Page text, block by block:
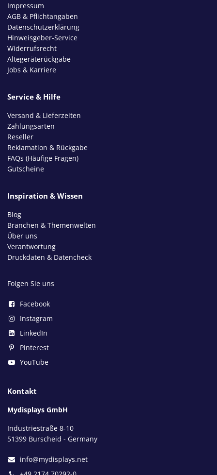
Impressum
AGB & Pflichtangaben
Datenschutzerklärung
Hinweisgeber-Service
Widerrufsrecht
Altegeräterückgabe
Jobs & Karriere
Service & Hilfe
Versand & Lieferzeiten
Zahlungsarten
Reseller
Reklamation & Rückgabe
FAQs (Häufige Fragen)
Gutscheine
Inspiration & Wissen
Blog
Branchen & Themenwelten
Über uns
Verantwortung
Druckdaten & Datencheck
Folgen Sie uns
Facebook
Instagram
LinkedIn
Pinterest
YouTube
Kontakt
Mydisplays GmbH
Industriestraße 8-10
51399 Burscheid - Germany
info@mydisplays.net